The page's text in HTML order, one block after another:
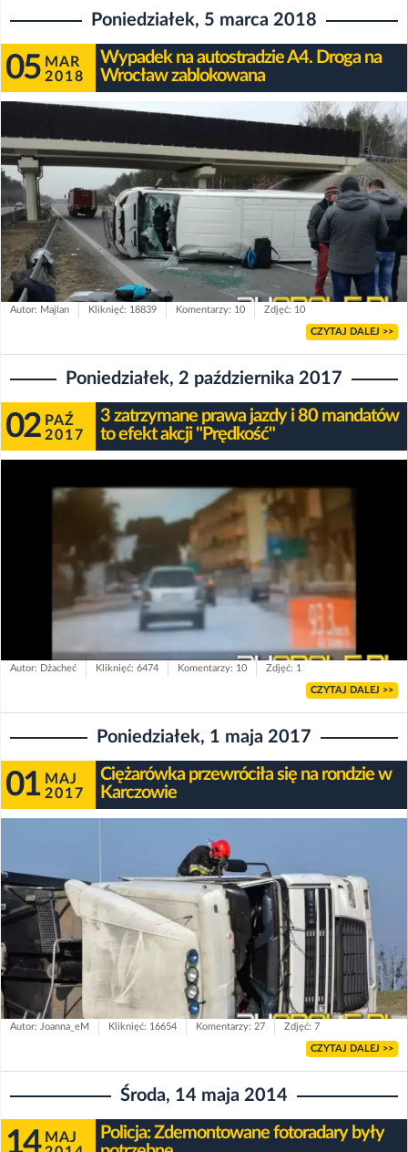
Poniedziałek, 5 marca 2018
05 MAR
2018
Wypadek na autostradzie A4. Droga na
Wrocław zablokowana
Autor: Majlan Kliknięć: 18839 Komentarzy: 10 Zdjęć: 10
CZYTAJ DALEJ >>
Poniedziałek, 2 października 2017
02 PAŹ
2017
3 zatrzymane prawa jazdy i 80 mandatów
to efekt akcji "Prędkość"
Autor: Dżacheć Kliknięć: 6474 Komentarzy: 10 Zdjęć: 1
CZYTAJ DALEJ >>
Poniedziałek, 1 maja 2017
01 MAJ
2017
Ciężarówka przewróciła się na rondzie w
Karczowie
Autor: Joanna_eM Kliknięć: 16654 Komentarzy: 27 Zdjęć: 7
CZYTAJ DALEJ >>
Środa, 14 maja 2014
14 MAJ
Policja: Zdemontowane fotoradary były